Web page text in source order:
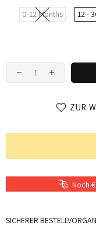
0-12 Months 12 -
ZUR
Noch
SICHERER